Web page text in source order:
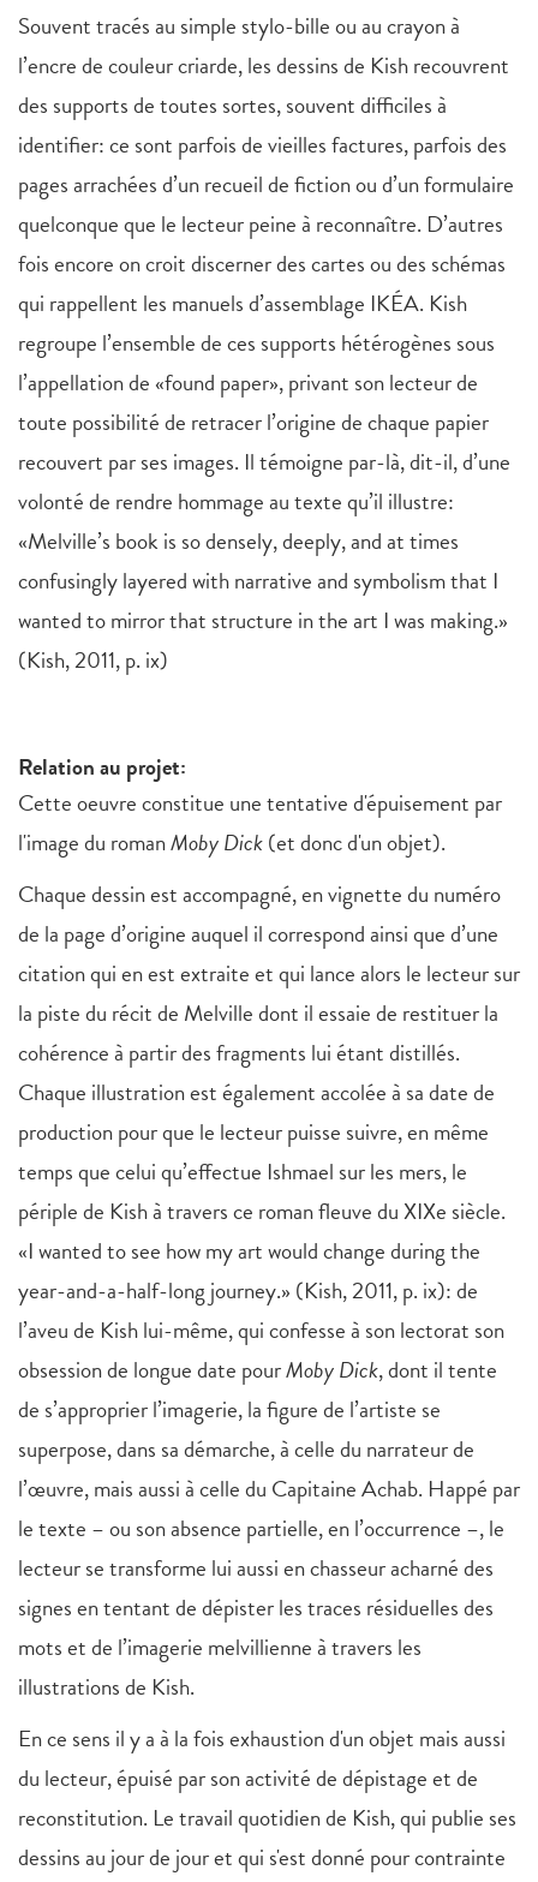
Souvent tracés au simple stylo-bille ou au crayon à
l’encre de couleur criarde, les dessins de Kish recouvrent
des supports de toutes sortes, souvent difficiles à
identifier: ce sont parfois de vieilles factures, parfois des
pages arrachées d’un recueil de fiction ou d’un formulaire
quelconque que le lecteur peine à reconnaître. D’autres
fois encore on croit discerner des cartes ou des schémas
qui rappellent les manuels d’assemblage IKÉA. Kish
regroupe l’ensemble de ces supports hétérogènes sous
l’appellation de «found paper», privant son lecteur de
toute possibilité de retracer l’origine de chaque papier
recouvert par ses images. Il témoigne par-là, dit-il, d’une
volonté de rendre hommage au texte qu’il illustre:
«Melville’s book is so densely, deeply, and at times
confusingly layered with narrative and symbolism that I
wanted to mirror that structure in the art I was making.»
(Kish, 2011, p. ix)
Relation au projet:
Cette oeuvre constitue une tentative d'épuisement par
l'image du romanMoby Dick(et donc d'un objet).
Chaque dessin est accompagné, en vignette du numéro
de la page d’origine auquel il correspond ainsi que d’une
citation qui en est extraite et qui lance alors le lecteur sur
la piste du récit de Melville dont il essaie de restituer la
cohérence à partir des fragments lui étant distillés.
Chaque illustration est également accolée à sa date de
production pour que le lecteur puisse suivre, en même
temps que celui qu’effectue Ishmael sur les mers, le
périple de Kish à travers ce roman fleuve du XIXe siècle.
«I wanted to see how my art would change during the
year-and-a-half-long journey.» (Kish, 2011, p. ix): de
l’aveu de Kish lui-même, qui confesse à son lectorat son
obsession de longue date pourMoby Dick, dont il tente
de s’approprier l’imagerie, la figure de l’artiste se
superpose, dans sa démarche, à celle du narrateur de
l’œuvre, mais aussi à celle du Capitaine Achab. Happé par
le texte – ou son absence partielle, en l’occurrence –, le
lecteur se transforme lui aussi en chasseur acharné des
signes en tentant de dépister les traces résiduelles des
mots et de l’imagerie melvillienne à travers les
illustrations de Kish.
En ce sens il y a à la fois exhaustion d'un objet mais aussi
du lecteur, épuisé par son activité de dépistage et de
reconstitution. Le travail quotidien de Kish, qui publie ses
dessins au jour de jour et qui s'est donné pour contrainte